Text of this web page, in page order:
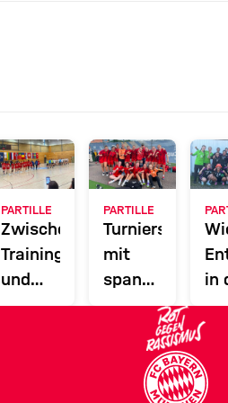
PARTILLE
Zwischen
Training
und
Nationalmannschaft
PARTILLE
Turnierstart
mit
spannenden
Spielen
großer
Eröffnungsfeier
in